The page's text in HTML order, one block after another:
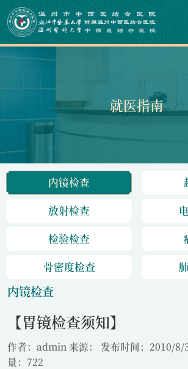
就医指南
内镜检查
放射检查
检验检查
骨密度检查
内镜检查
【胃镜检查须知】
作者：admin 来源： 发布时间：2010/8/
量：722